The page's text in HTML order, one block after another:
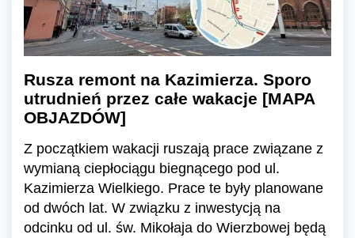
Rusza remont na Kazimierza. Sporo
utrudnień przez całe wakacje [MAPA
OBJAZDÓW]
Z początkiem wakacji ruszają prace związane z
wymianą ciepłociągu biegnącego pod ul.
Kazimierza Wielkiego. Prace te były planowane
od dwóch lat. W związku z inwestycją na
odcinku od ul. św. Mikołaja do Wierzbowej będą